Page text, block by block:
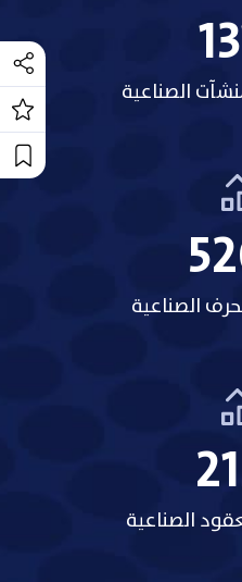
الصناعية
الصناعية
الصناعية